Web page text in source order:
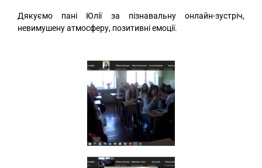
Дякуємо пані Юлії за пізнавальну онлайн-зустріч,
невимушену атмосферу, позитивні емоції.